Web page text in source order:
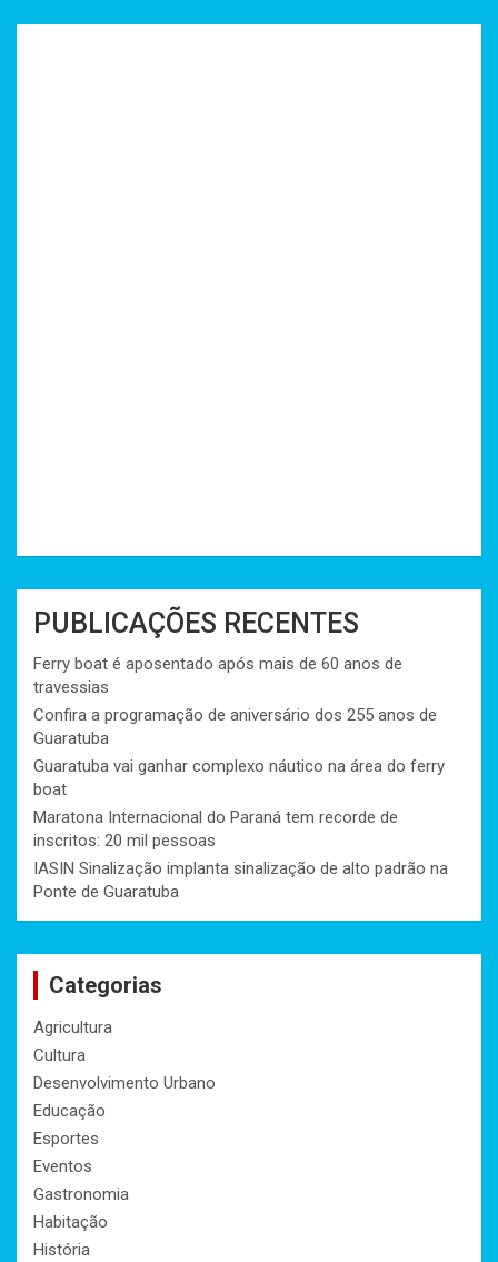
PUBLICAÇÕES RECENTES
Ferry boat é aposentado após mais de 60 anos de
travessias
Confira a programação de aniversário dos 255 anos de
Guaratuba
Guaratuba vai ganhar complexo náutico na área do ferry
boat
Maratona Internacional do Paraná tem recorde de
inscritos: 20 mil pessoas
IASIN Sinalização implanta sinalização de alto padrão na
Ponte de Guaratuba
Categorias
Agricultura
Cultura
Desenvolvimento Urbano
Educação
Esportes
Eventos
Gastronomia
Habitação
História